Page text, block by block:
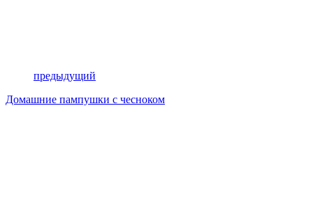
предыдущий
Домашние пампушки с чесноком